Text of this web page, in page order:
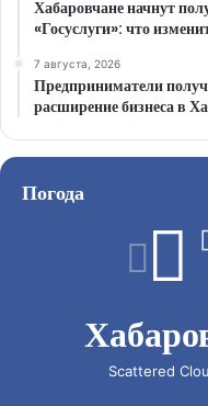
Хабаровчане начнут
«Госуслуги»: что
7 августа, 2026
Предприниматели
расширение бизнеса в
Погода
Scattered